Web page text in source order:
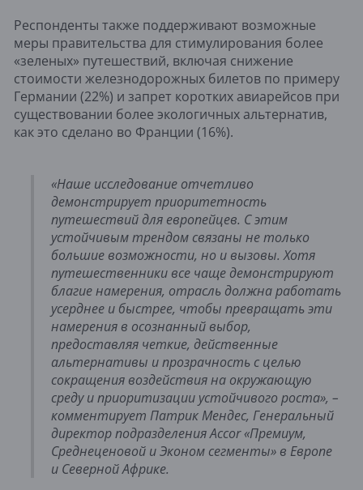
Респонденты также поддерживают возможные
меры правительства для стимулирования более
«зеленых» путешествий, включая снижение
стоимости железнодорожных билетов по примеру
Германии (22%) и запрет коротких авиарейсов при
существовании более экологичных альтернатив,
как это сделано во Франции (16%).
«Наше исследование отчетливо
демонстрирует приоритетность
путешествий для европейцев. С этим
устойчивым трендом связаны не только
большие возможности, но и вызовы. Хотя
путешественники все чаще демонстрируют
благие намерения, отрасль должна работать
усерднее и быстрее, чтобы превращать эти
намерения в осознанный выбор,
предоставляя четкие, действенные
альтернативы и прозрачность с целью
сокращения воздействия на окружающую
среду и приоритизации устойчивого роста», –
комментирует Патрик Мендес, Генеральный
директор подразделения Accor «Премиум,
Среднеценовой и Эконом сегменты» в Европе
и Северной Африке.